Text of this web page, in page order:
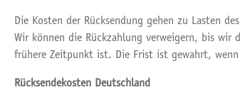
Die Kosten der Rücksendung gehen zu Lasten
Wir können die Rückzahlung verweigern, bis wir
frühere Zeitpunkt ist. Die Frist ist gewahrt, wenn
Rücksendekosten Deutschland